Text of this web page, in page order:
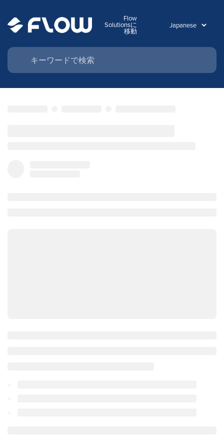
Flow
Solutionsに
移動